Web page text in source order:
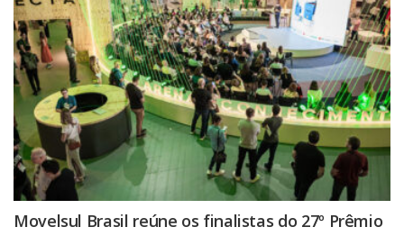
Movelsul Brasil reúne os finalistas do 27º Prêmio